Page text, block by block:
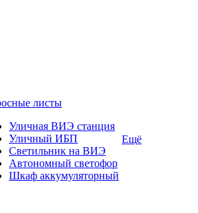
листы
Уличная ВИЭ станция
Уличный ИБП
Светильник на ВИЭ
Автономный светофор
Шкаф аккумуляторный
Ещё